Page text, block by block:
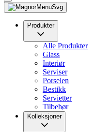
Produkter
Alle Produkter
Glass
Interiør
Serviser
Porselen
Bestikk
Servietter
Tilbehør
Kolleksjoner